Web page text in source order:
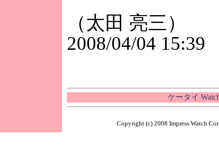
（太田 亮三）
2008/04/04 15:39
ケータイ
Copyright (c) 2008 Impress Watch